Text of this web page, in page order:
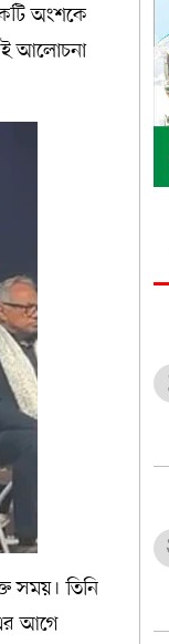
অংশকে
এই আলোচনা
সময়। তিনি
এর আগে